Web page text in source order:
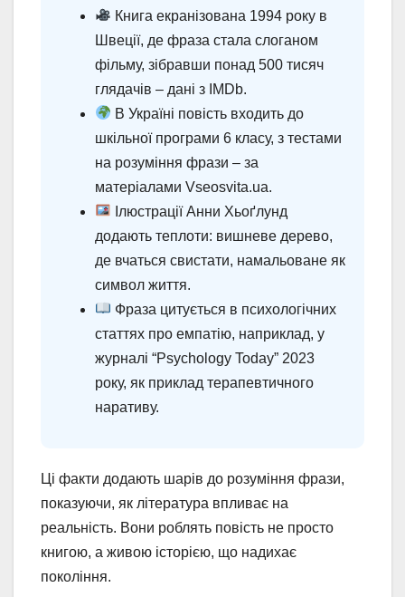
Книга екранізована 1994 року в
Швеції, де фраза стала слоганом
фільму, зібравши понад 500 тисяч
глядачів – дані з IMDb.
В Україні повість входить до
шкільної програми 6 класу, з тестами
на розуміння фрази – за
матеріалами Vseosvita.ua.
Ілюстрації Анни Хьоґлунд
додають теплоти: вишневе дерево,
де вчаться свистати, намальоване як
символ життя.
Фраза цитується в психологічних
статтях про емпатію, наприклад, у
журналі “Psychology Today” 2023
року, як приклад терапевтичного
наративу.
Ці факти додають шарів до розуміння фрази,
показуючи, як література впливає на
реальність. Вони роблять повість не просто
книгою, а живою історією, що надихає
покоління.